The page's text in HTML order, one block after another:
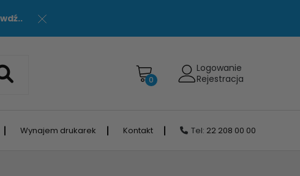
0
Logowanie
Rejestracja
Wynajem drukarek Kontakt Tel: 22 208 00 00